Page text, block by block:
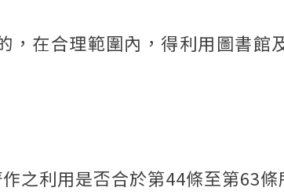
在合理範圍內，得利用圖書
之利用是否合於第44條至第63